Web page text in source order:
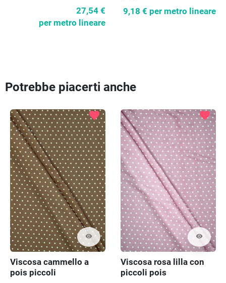
27,54 €
per metro lineare
9,18 € per metro lineare
Potrebbe piacerti anche
visibility
favorite
Viscosa cammello a
pois piccoli
visibility
favorite
Viscosa rosa lilla con
piccoli pois